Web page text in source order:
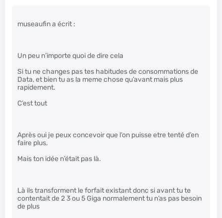
museaufin a écrit :
Un peu n’importe quoi de dire cela
Si tu ne changes pas tes habitudes de consommations de
Data, et bien tu as la meme chose qu’avant mais plus
rapidement.
C’est tout
Après oui je peux concevoir que l’on puisse etre tenté d’en
faire plus.
Mais ton idée n’était pas là.
Là ils transforment le forfait existant donc si avant tu te
contentait de 2 3 ou 5 Giga normalement tu n’as pas besoin
de plus